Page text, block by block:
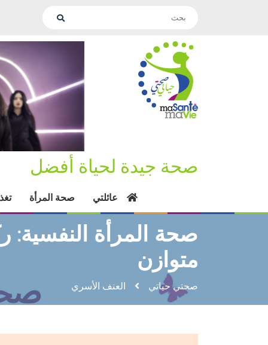
صحة جيدة لحياة أفضل
عائلتي صحة المرأة
صحة المرأة النفسية:
متوازن
صحتي حياتي العنف الأسري